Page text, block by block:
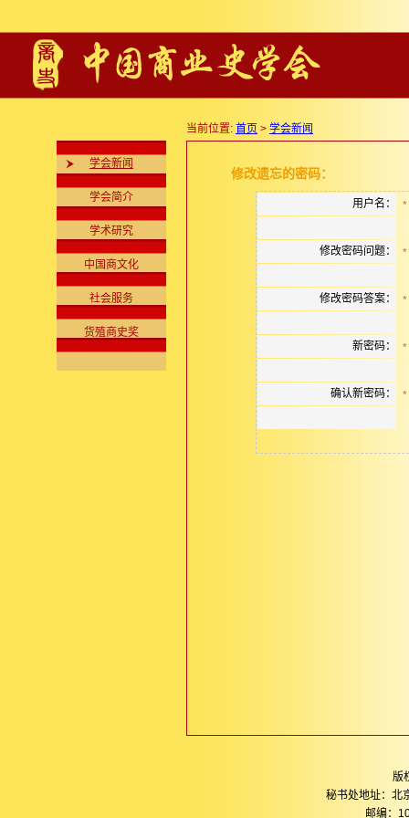
学会新闻
学会简介
学术研究
中国商文化
社会服务
货殖商史奖
当前位置: 首页 > 学会新闻
修改遗忘的密码：
用户名： *
修改密码问题： *
修改密码答案： *
新密码： *
确认新密码： *
版
秘书处地址：北
邮编：